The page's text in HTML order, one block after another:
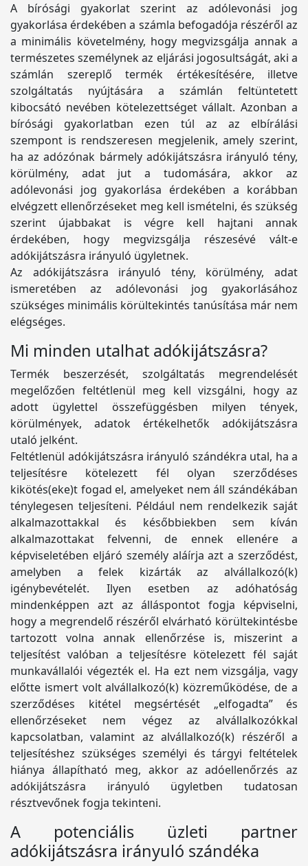
A bírósági gyakorlat szerint az adólevonási jog
gyakorlása érdekében a számla befogadója részéről az
a minimális követelmény, hogy megvizsgálja annak a
természetes személynek az eljárási jogosultságát, aki a
számlán szereplő termék értékesítésére, illetve
szolgáltatás nyújtására a számlán feltüntetett
kibocsátó nevében kötelezettséget vállalt. Azonban a
bírósági gyakorlatban ezen túl az az elbírálási
szempont is rendszeresen megjelenik, amely szerint,
ha az adózónak bármely adókijátszásra irányuló tény,
körülmény, adat jut a tudomására, akkor az
adólevonási jog gyakorlása érdekében a korábban
elvégzett ellenőrzéseket meg kell ismételni, és szükség
szerint újabbakat is végre kell hajtani annak
érdekében, hogy megvizsgálja részesévé vált-e
adókijátszásra irányuló ügyletnek.
Az adókijátszásra irányuló tény, körülmény, adat
ismeretében az adólevonási jog gyakorlásához
szükséges minimális körültekintés tanúsítása már nem
elégséges.
Mi minden utalhat adókijátszásra?
Termék beszerzését, szolgáltatás megrendelését
megelőzően feltétlenül meg kell vizsgálni, hogy az
adott ügylettel összefüggésben milyen tények,
körülmények, adatok értékelhetők adókijátszásra
utaló jelként.
Feltétlenül adókijátszásra irányuló szándékra utal, ha a
teljesítésre kötelezett fél olyan szerződéses
kikötés(eke)t fogad el, amelyeket nem áll szándékában
ténylegesen teljesíteni. Például nem rendelkezik saját
alkalmazottakkal és későbbiekben sem kíván
alkalmazottakat felvenni, de ennek ellenére a
képviseletében eljáró személy aláírja azt a szerződést,
amelyben a felek kizárták az alvállalkozó(k)
igénybevételét. Ilyen esetben az adóhatóság
mindenképpen azt az álláspontot fogja képviselni,
hogy a megrendelő részéről elvárható körültekintésbe
tartozott volna annak ellenőrzése is, miszerint a
teljesítést valóban a teljesítésre kötelezett fél saját
munkavállalói végezték el. Ha ezt nem vizsgálja, vagy
előtte ismert volt alvállalkozó(k) közreműködése, de a
szerződéses kitétel megsértését „elfogadta” és
ellenőrzéseket nem végez az alvállalkozókkal
kapcsolatban, valamint az alvállalkozó(k) részéről a
teljesítéshez szükséges személyi és tárgyi feltételek
hiánya állapítható meg, akkor az adóellenőrzés az
adókijátszásra irányuló ügyletben tudatosan
résztvevőnek fogja tekinteni.
A potenciális üzleti partner
adókijátszásra irányuló szándéka